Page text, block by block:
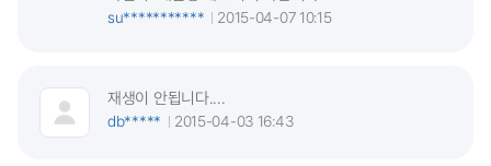
su***********
2015-04-07 10:15
재생이 안됩니다....
db*****
2015-04-03 16:43